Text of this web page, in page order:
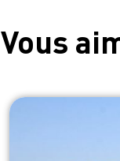
Vous